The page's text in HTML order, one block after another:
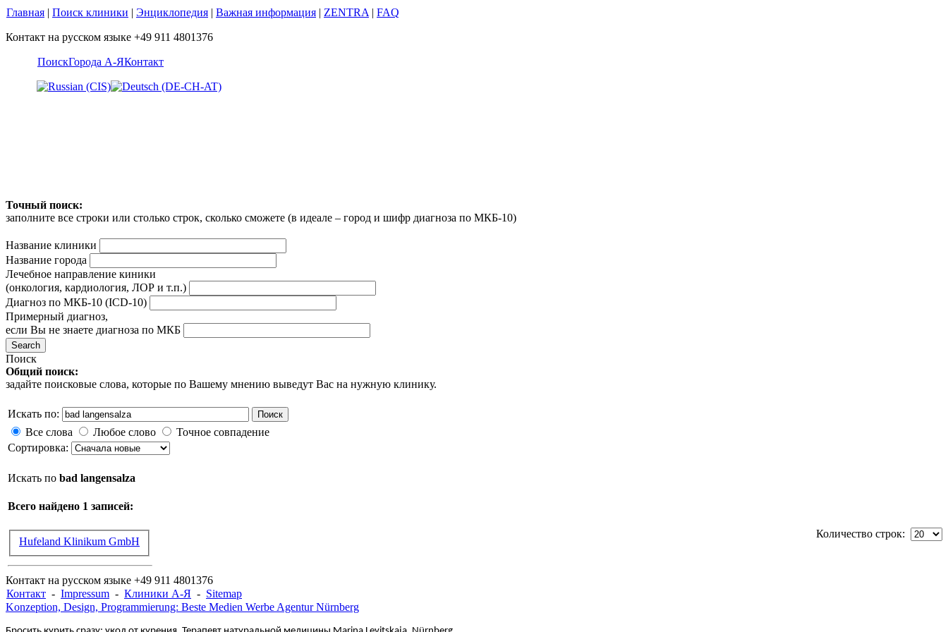
Главная | Поиск клиники | Энциклопедия | Важная информация | ZENTRA | FAQ
Контакт на русском языке +49 911 4801376
ПоискГорода А-ЯКонтакт
Точный поиск:
заполните все строки или столько строк, сколько сможете (в идеале – город и шифр диагноза по МКБ-10)
Название клиники
Название города
Лечебное направление киники
(онкология, кардиология, ЛОР и т.п.)
Диагноз по МКБ-10 (ICD-10)
Примерный диагноз,
если Вы не знаете диагноза по МКБ
Поиск
Общий поиск:
задайте поисковые слова, которые по Вашему мнению выведут Вас на нужную клинику.
Искать по: Поиск
Все слова Любое слово
Точное совпадение
Сортировка:
Искать по bad langensalza
Всего найдено 1 записей:
Количество строк:
Hufeland Klinikum GmbH
Контакт на русском языке +49 911 4801376
Контакт - Impressum - Клиники А-Я - Sitemap
Konzeption, Design, Programmierung: Beste Medien Werbe Agentur Nürnberg